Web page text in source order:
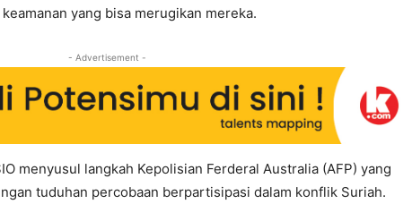
yang bisa merugikan mereka.
- Advertisement -
menyusul langkah Kepolisian Ferderal Australia (AFP) yang
tuduhan percobaan berpartisipasi dalam konflik Suriah.